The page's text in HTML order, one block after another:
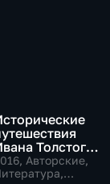
Толстого.
за
, Авторские,